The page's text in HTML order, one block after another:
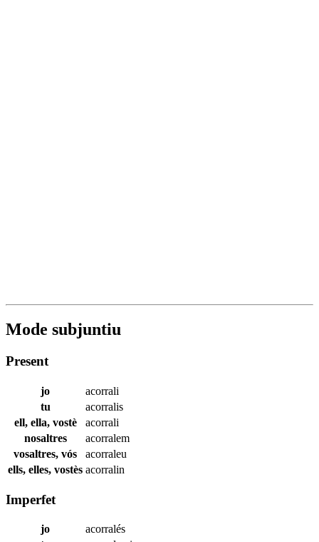
Mode subjuntiu
Present
jo
acorrali
tu
acorralis
ell, ella, vostè
acorrali
nosaltres
acorralem
vosaltres, vós
acorraleu
ells, elles, vostès acorralin
Imperfet
jo
acorralés